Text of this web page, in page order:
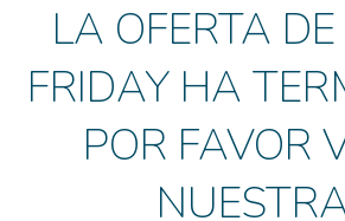
LA OFERTA
FRIDAY HA
POR FAVOR